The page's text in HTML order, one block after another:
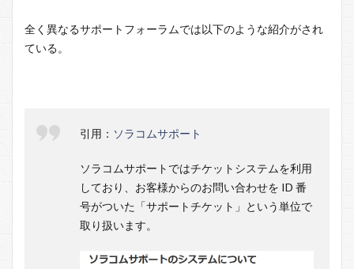
全く異なるサポートフォーラムでは以下のような紹介がされ
ている。
引用： ソラコムサポート
ソラコムサポートではチケットシステムを利用
しており、お客様からのお問い合わせを ID 番
号がついた「サポートチケット」という単位で
取り扱います。